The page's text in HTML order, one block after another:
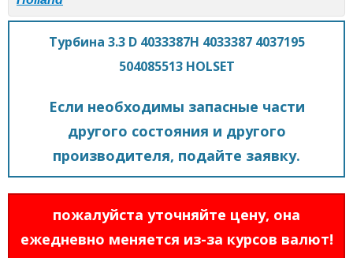
Турбина 3.3 D 4033387H 4033387 4037195
504085513 HOLSET
Если необходимы запасные части
другого состояния и другого
производителя, подайте заявку.
пожалуйста уточняйте цену, она
ежедневно меняется из-за курсов валют!